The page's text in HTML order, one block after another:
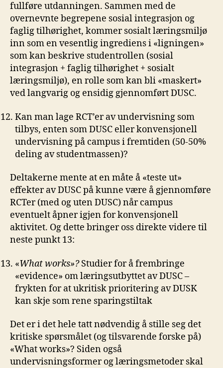
fullføre utdanningen. Sammen med de
overnevnte begrepene sosial integrasjon og
faglig tilhørighet, kommer sosialt læringsmiljø
inn som en vesentlig ingrediens i «ligningen»
som kan beskrive studentrollen (sosial
integrasjon + faglig tilhørighet + sosialt
læringsmiljø), en rolle som kan bli «maskert»
ved langvarig og ensidig gjennomført DUSC.
Kan man lage RCT’er av undervisning som
tilbys, enten som DUSC eller konvensjonell
undervisning på campus i fremtiden (50-50%
deling av studentmassen)?
Deltakerne mente at en måte å «teste ut»
effekter av DUSC på kunne være å gjennomføre
RCTer (med og uten DUSC) når campus
eventuelt åpner igjen for konvensjonell
aktivitet. Og dette bringer oss direkte videre til
neste punkt 13:
«What works»?Studier for å frembringe
«evidence» om læringsutbyttet av DUSC –
frykten for at ukritisk prioritering av DUSK
kan skje som rene sparingstiltak
Det er i det hele tatt nødvendig å stille seg det
kritiske spørsmålet (og tilsvarende forske på)
«What works»? Siden også
undervisningsformer og læringsmetoder skal